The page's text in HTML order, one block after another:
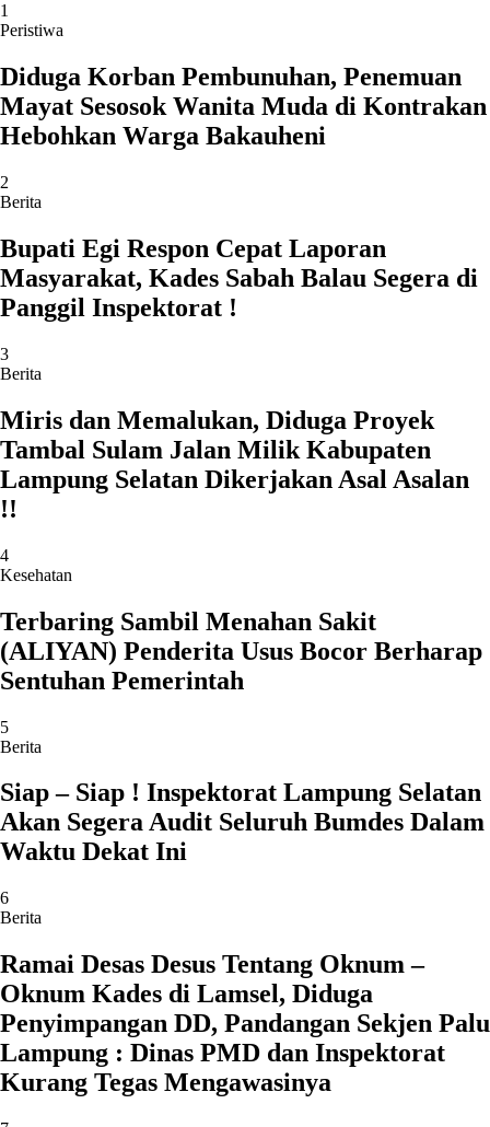
1
Peristiwa
Diduga Korban Pembunuhan, Penemuan
Mayat Sesosok Wanita Muda di Kontrakan
Hebohkan Warga Bakauheni
2
Berita
Bupati Egi Respon Cepat Laporan
Masyarakat, Kades Sabah Balau Segera di
Panggil Inspektorat !
3
Berita
Miris dan Memalukan, Diduga Proyek
Tambal Sulam Jalan Milik Kabupaten
Lampung Selatan Dikerjakan Asal Asalan
!!
4
Kesehatan
Terbaring Sambil Menahan Sakit
(ALIYAN) Penderita Usus Bocor Berharap
Sentuhan Pemerintah
5
Berita
Siap – Siap ! Inspektorat Lampung Selatan
Akan Segera Audit Seluruh Bumdes Dalam
Waktu Dekat Ini
6
Berita
Ramai Desas Desus Tentang Oknum –
Oknum Kades di Lamsel, Diduga
Penyimpangan DD, Pandangan Sekjen Palu
Lampung : Dinas PMD dan Inspektorat
Kurang Tegas Mengawasinya